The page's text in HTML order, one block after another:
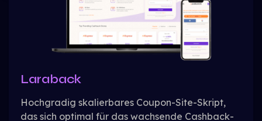
Laraback
Hochgradig skalierbares Coupon-Site-Skript,
das sich optimal für das wachsende Cashback-